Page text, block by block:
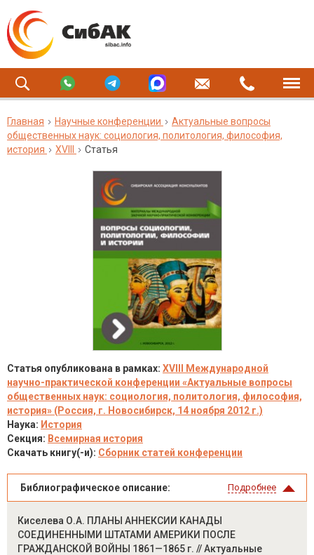
Главная Научные конференции
Актуальные вопросы
общественных наук: социология, политология, философия,
история
XVIII Статья
Статья опубликована в рамках: XVIII Международной
научно-практической конференции «Актуальные вопросы
общественных наук: социология, политология, философия,
история» (Россия, г. Новосибирск, 14 ноября 2012 г.)
Наука: История
Секция: Всемирная история
Скачать книгу(-и): Сборник статей конференции
Библиографическое описание: Подробнее
Киселева О.А. ПЛАНЫ АННЕКСИИ КАНАДЫ
СОЕДИНЕННЫМИ ШТАТАМИ АМЕРИКИ ПОСЛЕ
ГРАЖДАНСКОЙ ВОЙНЫ 1861—1865 г. // Актуальные